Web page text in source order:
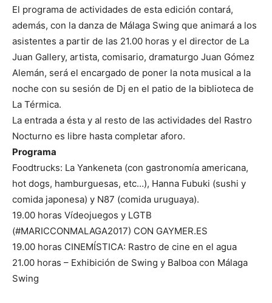
El programa de actividades de esta edición contará,
además, con la danza de Málaga Swing que animará a los
asistentes a partir de las 21.00 horas y el director de La
Juan Gallery, artista, comisario, dramaturgo Juan Gómez
Alemán, será el encargado de poner la nota musical a la
noche con su sesión de Dj en el patio de la biblioteca de
La Térmica.
La entrada a ésta y al resto de las actividades del Rastro
Nocturno es libre hasta completar aforo.
Programa
Foodtrucks: La Yankeneta (con gastronomía americana,
hot dogs, hamburguesas, etc…), Hanna Fubuki (sushi y
comida japonesa) y N87 (comida uruguaya).
19.00 horas Vídeojuegos y LGTB
(#MARICCONMALAGA2017) CON GAYMER.ES
19.00 horas CINEMÍSTICA: Rastro de cine en el agua
21.00 horas – Exhibición de Swing y Balboa con Málaga
Swing